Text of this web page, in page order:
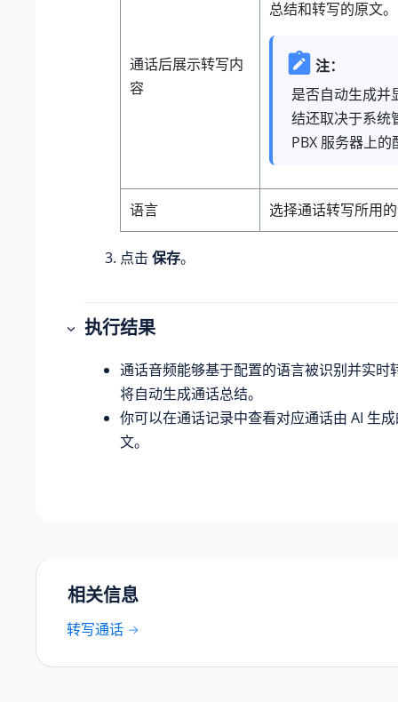
通话后展示转写内
容
总结和转写的原文。
注：
是否自动生成并
结还取决于系统
PBX 服务器上的
语言 选择通话转写所用
点击 保存。
执行结果
通话音频能够基于配置的语言被识别并实时
将自动生成通话总结。
你可以在通话记录中查看对应通话由 AI 生
文。
相关信息
转写通话